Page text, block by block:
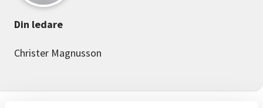
Din ledare
Christer Magnusson